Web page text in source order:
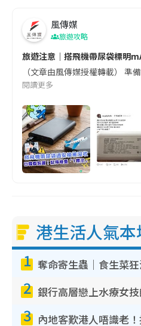
風傳媒
旅遊攻略
旅遊注意｜搭飛機帶尿袋標明
（文章由風傳媒授權轉載）
閱讀更多
港生活人氣
1
2
3